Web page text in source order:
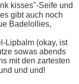
kisses"-Seife und
gibt auch noch
Badelollies,
Lipbalm (okay, ist
sowas abends
mit den zartesten
und und!